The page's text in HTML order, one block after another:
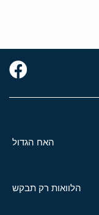
האח הגדול
הלוואות רק תבקש